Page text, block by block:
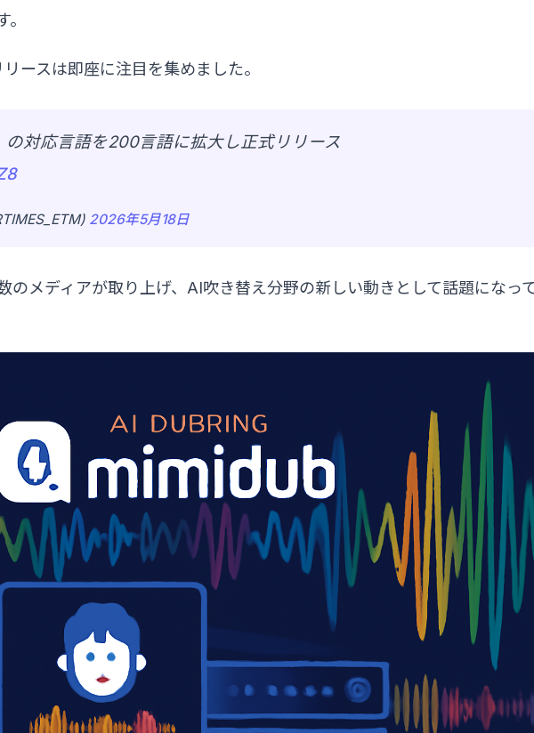
ースは即座に注目を集めました。
対応言語を200言語に拡大し正式リリース
2026年5月18日
のメディアが取り上げ、AI吹き替え分野の新しい動きとして話題になっ